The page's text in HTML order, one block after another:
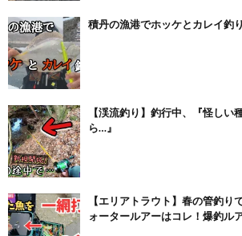
積丹の漁港でホッケとカレイ釣
【渓流釣り】釣行中、『怪しい
ら…』
【エリアトラウト】春の管釣り
ォータールアーはコレ！爆釣ル